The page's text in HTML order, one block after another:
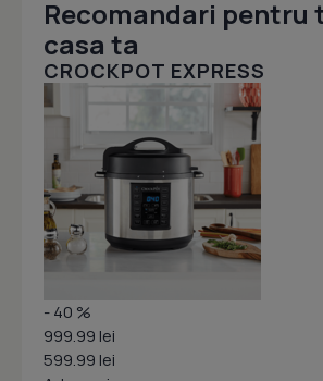
Recomandari pentru
casa ta
CROCKPOT EXPRESS
- 40 %
999.99 lei
599.99 lei